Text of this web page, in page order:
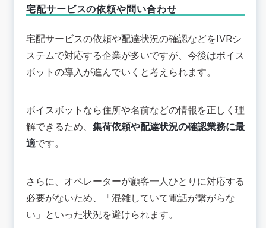
宅配サービスの依頼や問い合わせ
宅配サービスの依頼や配達状況の確認などをIVRシ
ステムで対応する企業が多いですが、今後はボイス
ボットの導入が進んでいくと考えられます。
ボイスボットなら住所や名前などの情報を正しく理
解できるため、 集荷依頼や配達状況の確認業務に最
適です。
さらに、オペレーターが顧客一人ひとりに対応する
必要がないため、「混雑していて電話が繋がらな
い」といった状況を避けられます。